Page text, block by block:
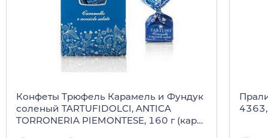
Конфеты Трюфель Карамель и Фундук
соленый TARTUFIDOLCI, ANTICA
TORRONERIA PIEMONTESE, 160 г (карт/
4363,